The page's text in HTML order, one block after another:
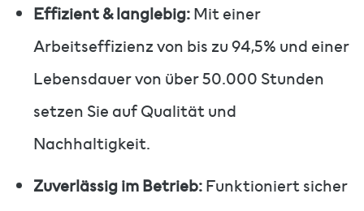
Effizient & langlebig:Mit einer
Arbeitseffizienz von bis zu 94,5% und einer
Lebensdauer von über 50.000 Stunden
setzen Sie auf Qualität und
Nachhaltigkeit.
Zuverlässig im Betrieb:Funktioniert sicher